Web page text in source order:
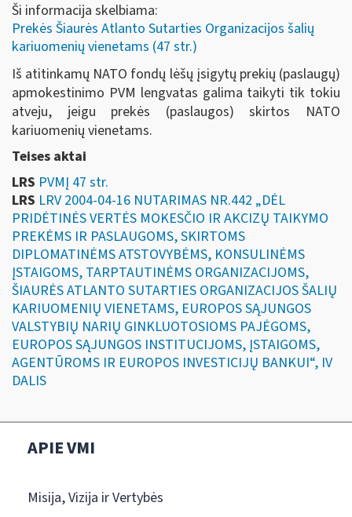
Ši informacija skelbiama:
Prekės Šiaurės Atlanto Sutarties Organizacijos šalių
kariuomenių vienetams (47 str.)
Iš atitinkamų NATO fondų lėšų įsigytų prekių (paslaugų)
apmokestinimo PVM lengvatas galima taikyti tik tokiu
atveju, jeigu prekės (paslaugos) skirtos NATO
kariuomenių vienetams.
Teises aktai
LRS PVMĮ 47 str.
LRS LRV 2004-04-16 NUTARIMAS NR.442 „DĖL
PRIDĖTINĖS VERTĖS MOKESČIO IR AKCIZŲ TAIKYMO
PREKĖMS IR PASLAUGOMS, SKIRTOMS
DIPLOMATINĖMS ATSTOVYBĖMS, KONSULINĖMS
ĮSTAIGOMS, TARPTAUTINĖMS ORGANIZACIJOMS,
ŠIAURĖS ATLANTO SUTARTIES ORGANIZACIJOS ŠALIŲ
KARIUOMENIŲ VIENETAMS, EUROPOS SĄJUNGOS
VALSTYBIŲ NARIŲ GINKLUOTOSIOMS PAJĖGOMS,
EUROPOS SĄJUNGOS INSTITUCIJOMS, ĮSTAIGOMS,
AGENTŪROMS IR EUROPOS INVESTICIJŲ BANKUI“, IV
DALIS
APIE VMI
Misija, Vizija ir Vertybės